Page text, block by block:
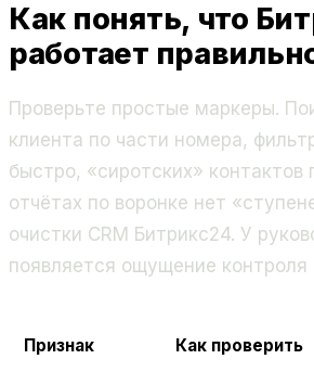
Как понять, что
работает
Проверьте простые маркеры.
клиента по части номера,
быстро, «сиротских» контактов
отчётах по воронке нет
очистки CRM Битрикс24. У
появляется ощущение
Признак Как проверить